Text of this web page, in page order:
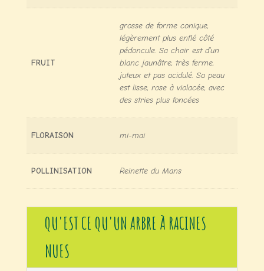
FRUIT
grosse de forme conique,
légèrement plus enflé côté
pédoncule. Sa chair est d'un
blanc jaunâtre, très ferme,
juteux et pas acidulé. Sa peau
est lisse, rose à violacée, avec
des stries plus foncées
FLORAISON mi-mai
POLLINISATION Reinette du Mans
QU'EST CE QU'UN ARBRE À RACINES
NUES